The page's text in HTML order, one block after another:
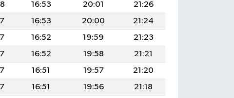
16:53 20:01
21:26
16:53 20:00
21:24
16:52 19:59
21:23
16:52 19:58
21:21
16:51 19:57
21:20
16:51 19:56
21:18